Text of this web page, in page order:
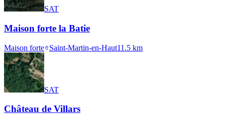
SAT
Maison forte la Batie
Maison forte Saint-Martin-en-Haut11.5 km
SAT
Château de Villars